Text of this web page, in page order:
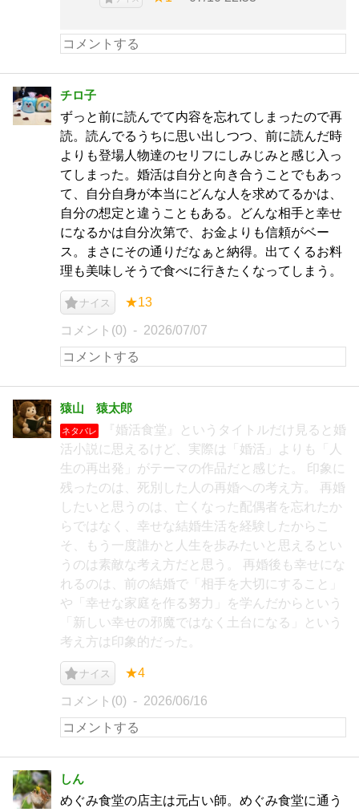
チロ子
ずっと前に読んでて内容を忘れてしまったので再
読。読んでるうちに思い出しつつ、前に読んだ時
よりも登場人物達のセリフにしみじみと感じ入っ
てしまった。婚活は自分と向き合うことでもあっ
て、自分自身が本当にどんな人を求めてるかは、
自分の想定と違うこともある。どんな相手と幸せ
になるかは自分次第で、お金よりも信頼がベー
ス。まさにその通りだなぁと納得。出てくるお料
理も美味しそうで食べに行きたくなってしまう。
ナイス ★13
コメント(0) 2026/07/07
猿山 猿太郎
ネタバレ
『婚活食堂』というタイトルだけ見ると婚
活小説に思えるけど、実際は「婚活」よりも「人
生の再出発」がテーマの作品だと感じた。 印象に
残ったのは、死別した人の再婚への考え方。 再婚
したいと思うのは、亡くなった配偶者を忘れたか
らではなく、幸せな結婚生活を経験したからこ
そ、もう一度誰かと人生を歩みたいと思えるとい
うのは素敵な考え方だと思う。 再婚後も幸せにな
れるのは、前の結婚で「相手を大切にすること」
や「幸せな家庭を作る努力」を学んだからという
「新しい幸せの邪魔ではなく土台になる」という
考え方は印象的だった。
ナイス ★4
コメント(0) 2026/06/16
しん
めぐみ食堂の店主は元占い師。めぐみ食堂に通う